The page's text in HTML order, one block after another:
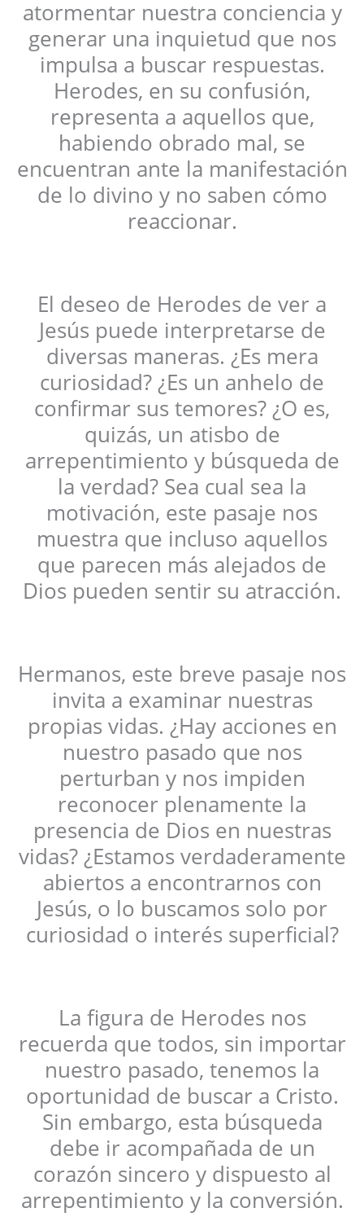
atormentar nuestra conciencia y
generar una inquietud que nos
impulsa a buscar respuestas.
Herodes, en su confusión,
representa a aquellos que,
habiendo obrado mal, se
encuentran ante la manifestación
de lo divino y no saben cómo
reaccionar.
El deseo de Herodes de ver a
Jesús puede interpretarse de
diversas maneras. ¿Es mera
curiosidad? ¿Es un anhelo de
confirmar sus temores? ¿O es,
quizás, un atisbo de
arrepentimiento y búsqueda de
la verdad? Sea cual sea la
motivación, este pasaje nos
muestra que incluso aquellos
que parecen más alejados de
Dios pueden sentir su atracción.
Hermanos, este breve pasaje nos
invita a examinar nuestras
propias vidas. ¿Hay acciones en
nuestro pasado que nos
perturban y nos impiden
reconocer plenamente la
presencia de Dios en nuestras
vidas? ¿Estamos verdaderamente
abiertos a encontrarnos con
Jesús, o lo buscamos solo por
curiosidad o interés superficial?
La figura de Herodes nos
recuerda que todos, sin importar
nuestro pasado, tenemos la
oportunidad de buscar a Cristo.
Sin embargo, esta búsqueda
debe ir acompañada de un
corazón sincero y dispuesto al
arrepentimiento y la conversión.